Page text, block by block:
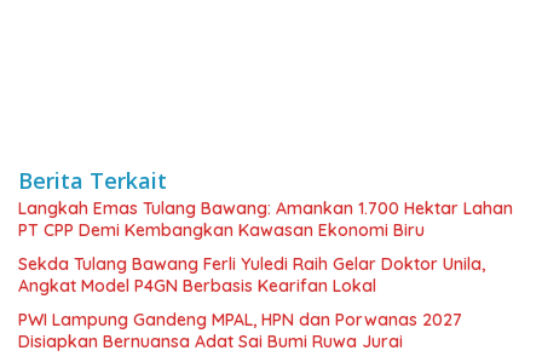
Berita Terkait
Langkah Emas Tulang Bawang: Amankan 1.700 Hektar Lahan
PT CPP Demi Kembangkan Kawasan Ekonomi Biru
Sekda Tulang Bawang Ferli Yuledi Raih Gelar Doktor Unila,
Angkat Model P4GN Berbasis Kearifan Lokal
PWI Lampung Gandeng MPAL, HPN dan Porwanas 2027
Disiapkan Bernuansa Adat Sai Bumi Ruwa Jurai